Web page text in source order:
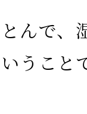
んで、
うこと